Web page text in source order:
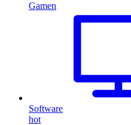
Gamen
Software
hot